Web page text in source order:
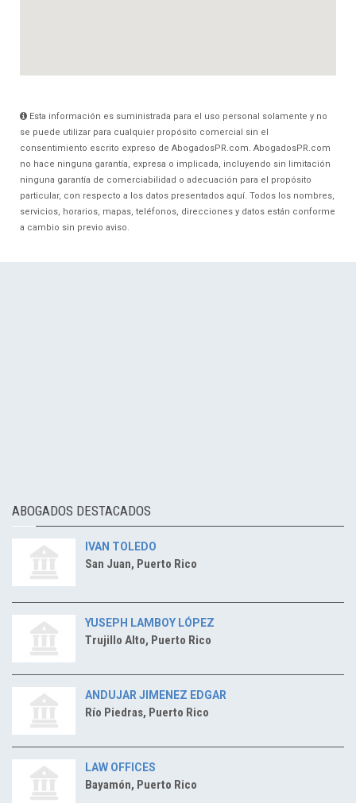
Esta información es suministrada para el uso personal solamente y no
se puede utilizar para cualquier propósito comercial sin el
consentimiento escrito expreso de AbogadosPR.com. AbogadosPR.com
no hace ninguna garantía, expresa o implicada, incluyendo sin limitación
ninguna garantía de comerciabilidad o adecuación para el propósito
particular, con respecto a los datos presentados aquí. Todos los nombres,
servicios, horarios, mapas, teléfonos, direcciones y datos están conforme
a cambio sin previo aviso.
ABOGADOS DESTACADOS
IVAN TOLEDO
San Juan, Puerto Rico
YUSEPH LAMBOY LÓPEZ
Trujillo Alto, Puerto Rico
ANDUJAR JIMENEZ EDGAR
Río Piedras, Puerto Rico
LAW OFFICES
Bayamón, Puerto Rico